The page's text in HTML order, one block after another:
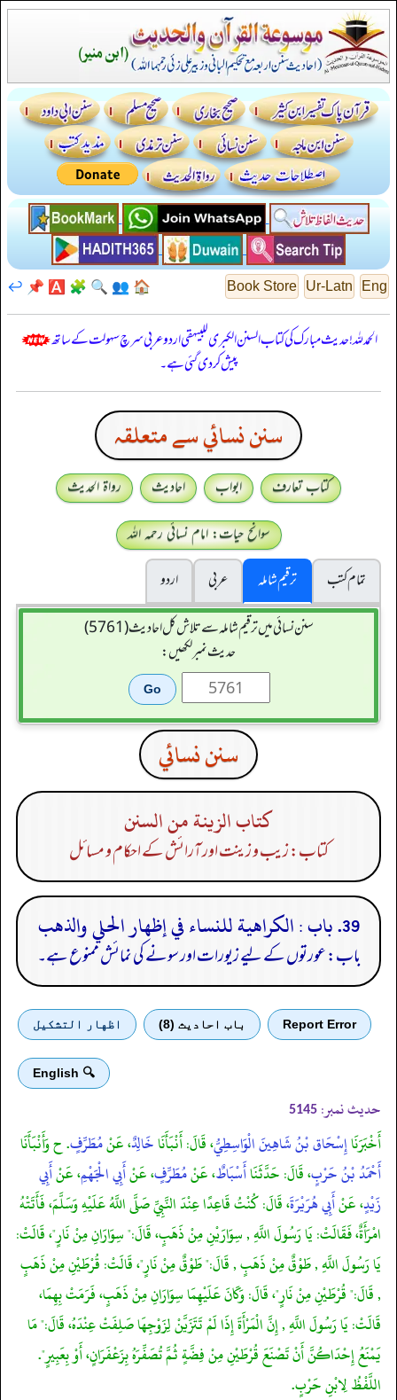
Eng
Ur-Latn
Book Store
🏠
👥
🔍
🧩
🅰️
📌
↩️
الحمدللہ! حدیث مبارک کی کتاب السنن الكبرى للبيهقي اردو عربی سرچ سہولت کے ساتھ
پیش کر دی گئی ہے۔
سنن نسائي سے متعلقہ
کتاب تعارف ابواب احادیث
رواۃ الحدیث
سوانح حیات: امام نسائی رحمہ اللہ
تمام کتب
ترقیم شاملہ عربی
اردو
سنن نسائی میں ترقیم شاملہ سے تلاش کل احادیث (5761)
حدیث نمبر لکھیں:
سنن نسائي
كتاب الزينة من السنن
کتاب: زیب و زینت اور آرائش کے احکام و مسائل
39. باب : الكراهية للنساء في إظهار الحلي والذهب
باب: عورتوں کے لیے زیورات اور سونے کی نمائش ممنوع ہے۔
Report Error باب احادیث (8) اظهار التشكيل
🔍 English
حدیث نمبر: 5145
أَخْبَرَنَاإِسْحَاق بْنُ شَاهِينَ الْوَاسِطِيُّ، قَالَ: أَنْبَأَنَاخَالِدٌ، عَنْمُطَرِّفٍ. ح وَأَنْبَأَنَا
أَحْمَدُ بْنُ حَرْبٍ، قَالَ: حَدَّثَنَاأَسْبَاطٌ، عَنْمُطَرِّفٍ، عَنْأَبِي الْجَهْمِ، عَنْأَبِي
زَيْدٍ، عَنْأَبِي هُرَيْرَةَ، قَالَ: كُنْتُ قَاعِدًا عِنْدَ النَّبِيِّ صَلَّى اللَّهُ عَلَيْهِ وَسَلَّمَ، فَأَتَتْهُ
امْرَأَةٌ، فَقَالَتْ: يَا رَسُولَ اللَّهِ , سِوَارَيْنِ مِنْ ذَهَبٍ، قَالَ:" سِوَارَانِ مِنْ نَارٍ"، قَالَتْ:
يَا رَسُولَ اللَّهِ , طَوْقٌ مِنْ ذَهَبٍ , قَالَ:" طَوْقٌ مِنْ نَارٍ"، قَالَتْ: قُرْطَيْنِ مِنْ ذَهَبٍ
, قَالَ:" قُرْطَيْنِ مِنْ نَارٍ"، قَالَ: وَكَانَ عَلَيْهِمَا سِوَارَانِ مِنْ ذَهَبٍ، فَرَمَتْ بِهِمَا،
قَالَتْ: يَا رَسُولَ اللَّهِ , إِنَّ الْمَرْأَةَ إِذَا لَمْ تَتَزَيَّنْ لِزَوْجِهَا صَلِفَتْ عِنْدَهُ، قَالَ:" مَا
يَمْنَعُ إِحْدَاكُنَّ أَنْ تَصْنَعَ قُرْطَيْنِ مِنْ فِضَّةٍ ثُمَّ تُصَفِّرَهُ بِزَعْفَرَانٍ، أَوْ بِعَبِيرٍ".
اللَّفْظُ لِابْنِ حَرْبٍ.